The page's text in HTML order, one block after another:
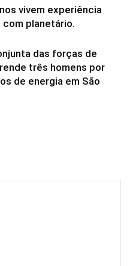
vivem experiência
planetário.
das forças de
três homens por
de energia em São